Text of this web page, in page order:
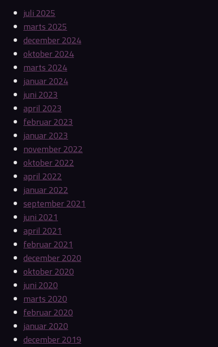
juli 2025
marts 2025
december 2024
oktober 2024
marts 2024
januar 2024
juni 2023
april 2023
februar 2023
januar 2023
november 2022
oktober 2022
april 2022
januar 2022
september 2021
juni 2021
april 2021
februar 2021
december 2020
oktober 2020
juni 2020
marts 2020
februar 2020
januar 2020
december 2019